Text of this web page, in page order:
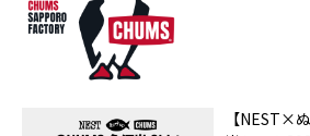
【NEST×